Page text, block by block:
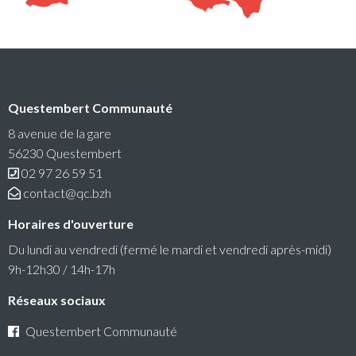
La prochaine séance du Conseil Communautaire se
tiendra le lundi 6 juillet 2026 à 18h30 au siège de
Questembert Communauté
Lire la suite
Questembert Communauté
8 avenue de la gare
56230 Questembert
02 97 26 59 51
contact@qc.bzh
Horaires d'ouverture
Du lundi au vendredi (fermé le mardi et vendredi après-midi)
9h-12h30 / 14h-17h
Réseaux sociaux
Questembert Communauté